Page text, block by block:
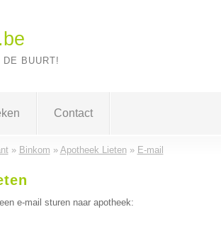
BUURT!
Contact
» Binkom » Apotheek Lieten» E-mail
e-mail sturen naar apotheek: